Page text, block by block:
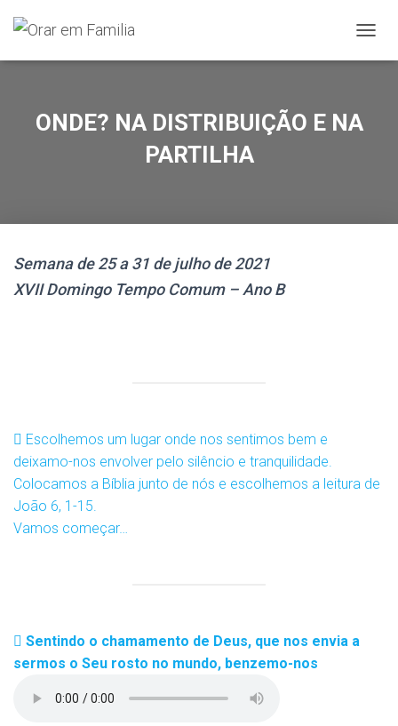
L
ONDE? NA DISTRIBUIÇÃO E NA
PARTILHA
Semana de 25 a 31 de julho de 2021
XVII Domingo Tempo Comum – Ano B
Escolhemos um lugar onde nos sentimos bem e
deixamo-nos envolver pelo silêncio e tranquilidade.
Colocamos a Bíblia junto de nós e escolhemos a leitura de
João 6, 1-15.
Vamos começar…
Sentindo o chamamento de Deus, que nos envia a
sermos o Seu rosto no mundo, benzemo-nos